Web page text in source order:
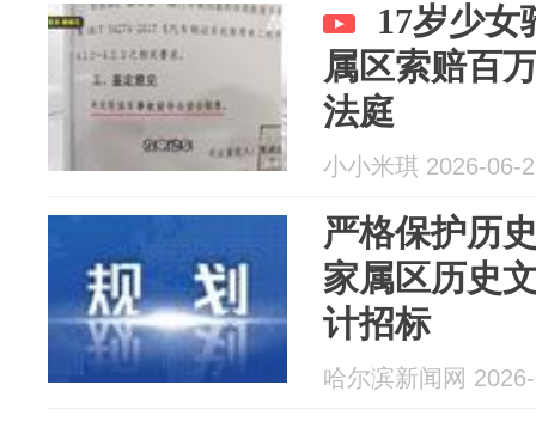
17岁少女
属区索赔百
法庭
小小米琪 2026-06-
严格保护历
家属区历史
计招标
哈尔滨新闻网